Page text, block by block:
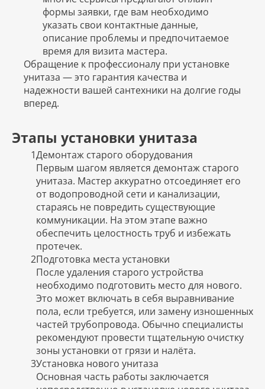
формы заявки, где вам необходимо
указать свои контактные данные,
описание проблемы и предпочитаемое
время для визита мастера.
Обращение к профессионалу при установке
унитаза — это гарантия качества и
надежности вашей сантехники на долгие годы
вперед.
Этапы установки унитаза
1Демонтаж старого оборудования
Первым шагом является демонтаж старого
унитаза. Мастер аккуратно отсоединяет его
от водопроводной сети и канализации,
стараясь не повредить существующие
коммуникации. На этом этапе важно
обеспечить целостность труб и избежать
протечек.
2Подготовка места установки
После удаления старого устройства
необходимо подготовить место для нового.
Это может включать в себя выравнивание
пола, если требуется, или замену изношенных
частей трубопровода. Обычно специалисты
рекомендуют провести тщательную очистку
зоны установки от грязи и налёта.
3Установка нового унитаза
Основная часть работы заключается